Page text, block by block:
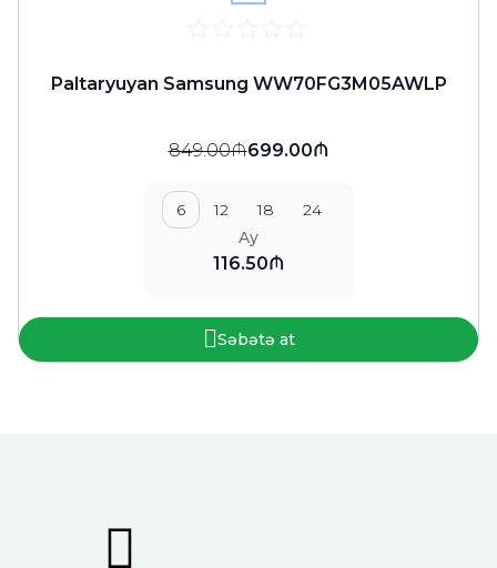
Paltaryuyan Samsung WW70FG3M05AWLP
849.00₼699.00₼
6 12 18
24
Ay
116.50₼
Səbətə at